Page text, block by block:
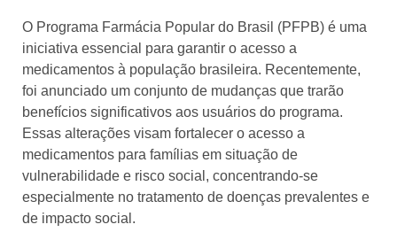
O Programa Farmácia Popular do Brasil (PFPB) é uma
iniciativa essencial para garantir o acesso a
medicamentos à população brasileira. Recentemente,
foi anunciado um conjunto de mudanças que trarão
benefícios significativos aos usuários do programa.
Essas alterações visam fortalecer o acesso a
medicamentos para famílias em situação de
vulnerabilidade e risco social, concentrando-se
especialmente no tratamento de doenças prevalentes e
de impacto social.